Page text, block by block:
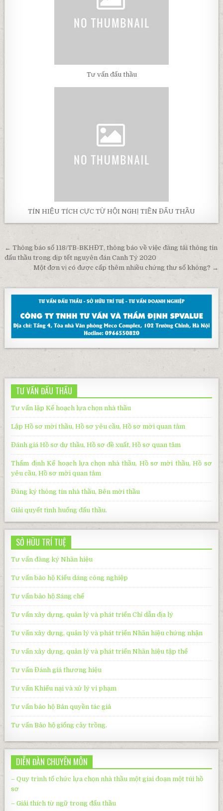
Tư vấn đấu thầu
TÍN HIỆU TÍCH CỰC TỪ HỘI NGHỊ TIỀN ĐẤU THẦU
Post
navigation
← Thông báo số 118/TB-BKHĐT, thông báo về việc đăng tải thông tin
đấu thầu trong dịp tết nguyên đán Canh Tý 2020
Một đơn vị có được cấp thêm nhiều chứng thư số không? →
TƯ VẤN ĐẤU THẦU
Tư vấn lập Kế hoạch lựa chọn nhà thầu
Lập Hồ sơ mời thầu, Hồ sơ yêu cầu, Hồ sơ mời quan tâm
Đánh giá Hồ sơ dự thầu, Hồ sơ đề xuất, Hồ sơ quan tâm
Thẩm định Kế hoạch lựa chọn nhà thầu, Hồ sơ mời thầu, Hồ sơ
yêu cầu, Hồ sơ mời quan tâm
Đăng ký thông tin nhà thầu, Bên mời thầu
Giải quyết tình huống đấu thầu.
SỞ HỮU TRÍ TUỆ
Tư vấn đăng ký Nhãn hiệu
Tư vấn bảo hộ Kiểu dáng công nghiệp
Tư vấn bảo hộ Sáng chế
Tư vấn xây dựng, quản lý và phát triển Chỉ dẫn địa lý
Tư vấn xây dựng, quản lý và phát triển Nhãn hiệu chứng nhận
Tư vấn xây dựng, quản lý và phát triển Nhãn hiệu tập thể
Tư vấn Đánh giá thương hiệu
Tư vấn Khiếu nại và xử lý vi phạm
Tư vấn bảo hộ Bản quyền tác giả
Tư vấn Bảo hộ giống cây trồng.
DIỄN ĐÀN CHUYÊN MÔN
– Quy trình tổ chức lựa chọn nhà thầu một giai đoạn một túi hồ
sơ
– Giải thích từ ngữ trong đấu thầu